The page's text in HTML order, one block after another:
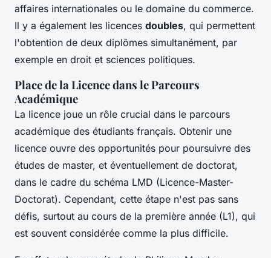
affaires internationales ou le domaine du commerce.
Il y a également les licences doubles, qui permettent
l'obtention de deux diplômes simultanément, par
exemple en droit et sciences politiques.
Place de la Licence dans le Parcours
Académique
La licence joue un rôle crucial dans le parcours
académique des étudiants français. Obtenir une
licence ouvre des opportunités pour poursuivre des
études de master, et éventuellement de doctorat,
dans le cadre du schéma LMD (Licence-Master-
Doctorat). Cependant, cette étape n'est pas sans
défis, surtout au cours de la première année (L1), qui
est souvent considérée comme la plus difficile.